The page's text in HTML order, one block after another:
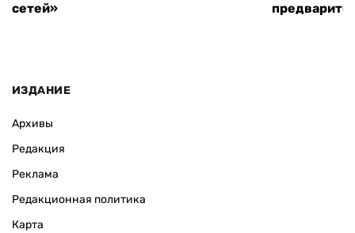
сетей»
ИЗДАНИЕ
Архивы
Редакция
Реклама
Редакционная политика
Карта